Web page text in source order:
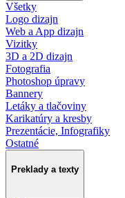
Všetky
Logo dizajn
Web a App dizajn
Vizitky
3D a 2D dizajn
Fotografia
Photoshop úpravy
Bannery
Letáky a tlačoviny
Karikatúry a kresby
Prezentácie, Infografiky
Ostatné
Preklady a texty